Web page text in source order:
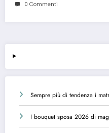
0 Commenti
Sempre più di tendenza i
I bouquet sposa 2026 di